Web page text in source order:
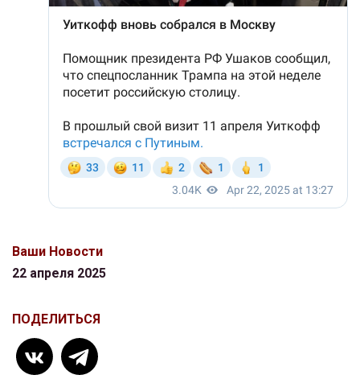
Ваши Новости
22 апреля 2025
ПОДЕЛИТЬСЯ